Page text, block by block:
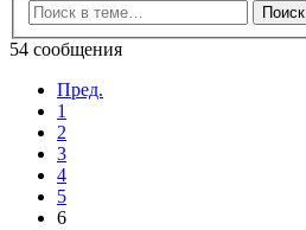
Поиск
54 сообщения
Пред.
1
2
3
4
5
6